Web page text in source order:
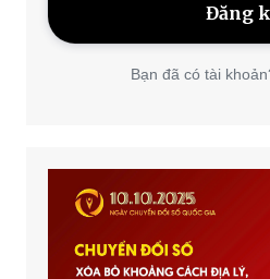
Bạn đã có tài